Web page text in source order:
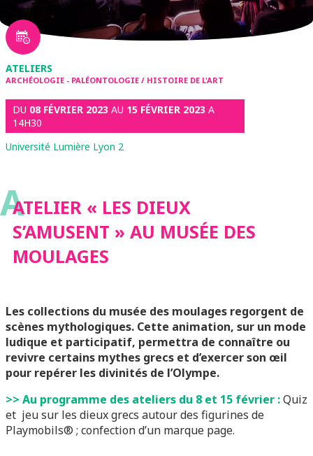
ATELIERS
ARCHÉOLOGIE - PALÉONTOLOGIE / HISTOIRE DE L'ART
DU 08 FÉVRIER 2023 AU 15 FÉVRIER 2023 A
14H30
Université Lumière Lyon 2
AATELIER « LES DIEUX
S’AMUSENT » AU MUSÉE DES
MOULAGES
Les collections du musée des moulages regorgent de
scènes mythologiques. Cette animation, sur un mode
ludique et participatif, permettra de connaître ou
revivre certains mythes grecs et d’exercer son œil
pour repérer les divinités de l’Olympe.
>> Au programme des ateliers du 8 et 15 février :Quiz
et jeu sur les dieux grecs autour des figurines de
Playmobils® ; confection d’un marque page.